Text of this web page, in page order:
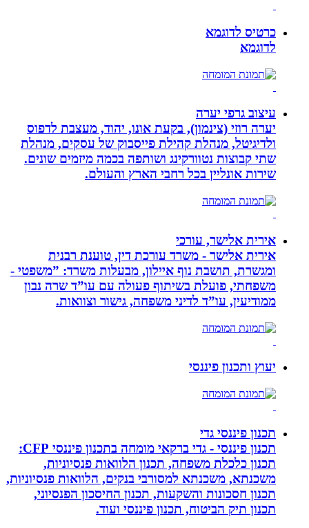
כרטיס לדוגמא
לדוגמא
עיצוב גרפי יערה
יערה רוזי (צינמון), בקעת אונו, יהוד, מעצבת לדפוס
ולדיגיטל, מנהלת קהילת פייסבוק של עסקים, מנהלת
שתי קבוצות נטוורקינג ושותפה בכמה מיזמים שונים.
שירות אונליין בכל רחבי הארץ והעולם.
אירית אלישר, עורכי
אירית אלישר - משרד עורכת דין, טוענת רבנית
ומגשרת, תושבת נוף איילון, מבעלות משרד: ”משפטי -
משפחתי, פועלת בשיתוף פעולה עם עו”ד שרה נבון
ממודיעין, עו”ד לדיני משפחה, גישור וצוואות.
יעוץ ותכנון פיננסי
תכנון פיננסי גדי
תכנון פיננסי - גדי ברקאי מומחה בתכנון פיננסי CFP:
תכנון כלכלת משפחה, תכנון הלוואות פנסיוניות,
משכנתא, משכנתא למסורבי בנקים, הלוואות פנסיוניות,
תכנון חסכונות והשקעות, תכנון החיסכון הפנסיוני,
תכנון תיק הביטוח, תכנון פיננסי ועוד.